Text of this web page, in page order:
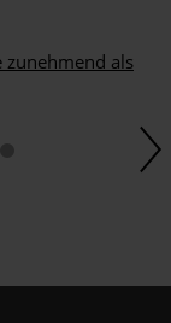
zunehmend als